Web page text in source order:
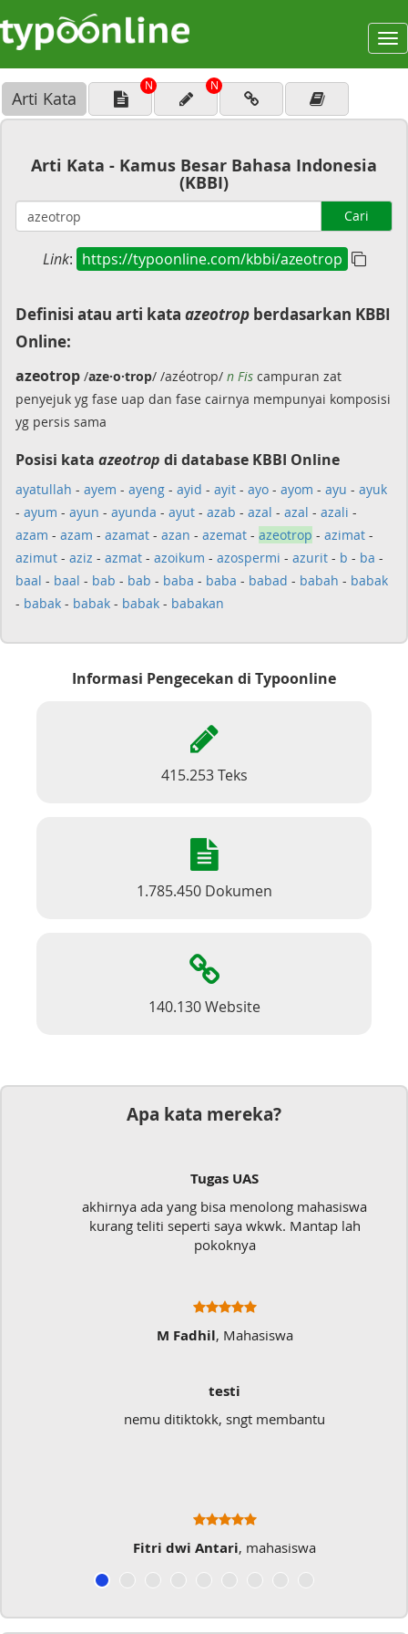
Arti Kata
N N
Arti Kata - Kamus Besar Bahasa Indonesia
(KBBI)
Cari
Link: https://typoonline.com/kbbi/azeotrop
Definisi atau arti kata azeotrop berdasarkan KBBI
Online:
azeotrop /aze·o·trop/ /azéotrop/ n Fis campuran zat
penyejuk yg fase uap dan fase cairnya mempunyai komposisi
yg persis sama
Posisi kata azeotrop di database KBBI Online
ayatullah - ayem - ayeng - ayid - ayit - ayo - ayom - ayu - ayuk
- ayum - ayun - ayunda - ayut - azab - azal - azal - azali -
azam - azam - azamat - azan - azemat - azeotrop - azimat -
azimut - aziz - azmat - azoikum - azospermi - azurit - b - ba -
baal - baal - bab - bab - baba - baba - babad - babah - babak
- babak - babak - babak - babakan
Informasi Pengecekan di Typoonline
415.253 Teks
1.785.450 Dokumen
140.130 Website
Apa kata mereka?
Tugas UAS
akhirnya ada yang bisa menolong mahasiswa
kurang teliti seperti saya wkwk. Mantap lah
pokoknya
M Fadhil, Mahasiswa
testi
nemu ditiktokk, sngt membantu
Fitri dwi Antari, mahasiswa